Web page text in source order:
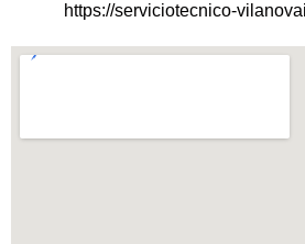
https://serviciotecnico-